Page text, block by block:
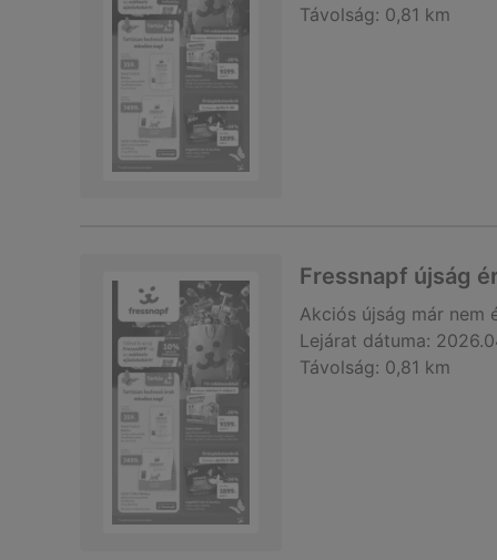
Távolság: 0,81 km
Fressnapf újság
Akciós újság már nem
Lejárat dátuma:
Távolság: 0,81 km